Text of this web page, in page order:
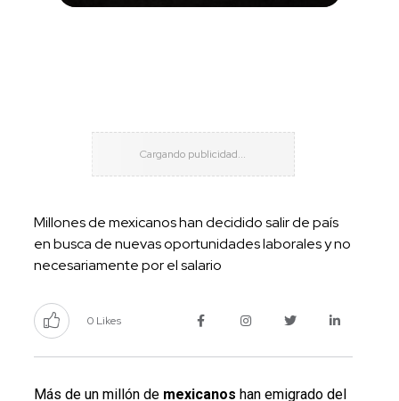
Millones de mexicanos han decidido salir de país
en busca de nuevas oportunidades laborales y no
necesariamente por el salario
0 Likes
Más de un millón de mexicanos han emigrado del